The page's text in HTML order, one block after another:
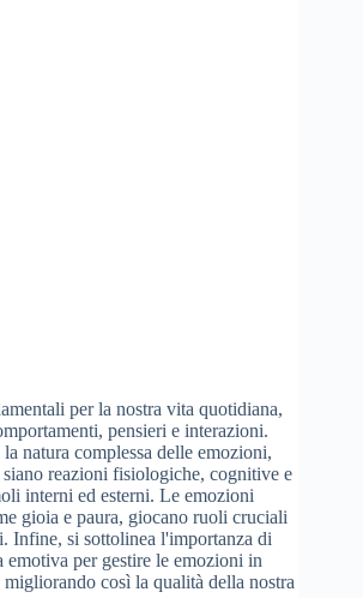
per la nostra vita quotidiana,
pensieri e interazioni.
natura complessa delle emozioni,
siano reazioni fisiologiche, cognitive e
interni ed esterni. Le emozioni
gioia e paura, giocano ruoli cruciali
Infine, si sottolinea l'importanza di
per gestire le emozioni in
così la qualità della nostra